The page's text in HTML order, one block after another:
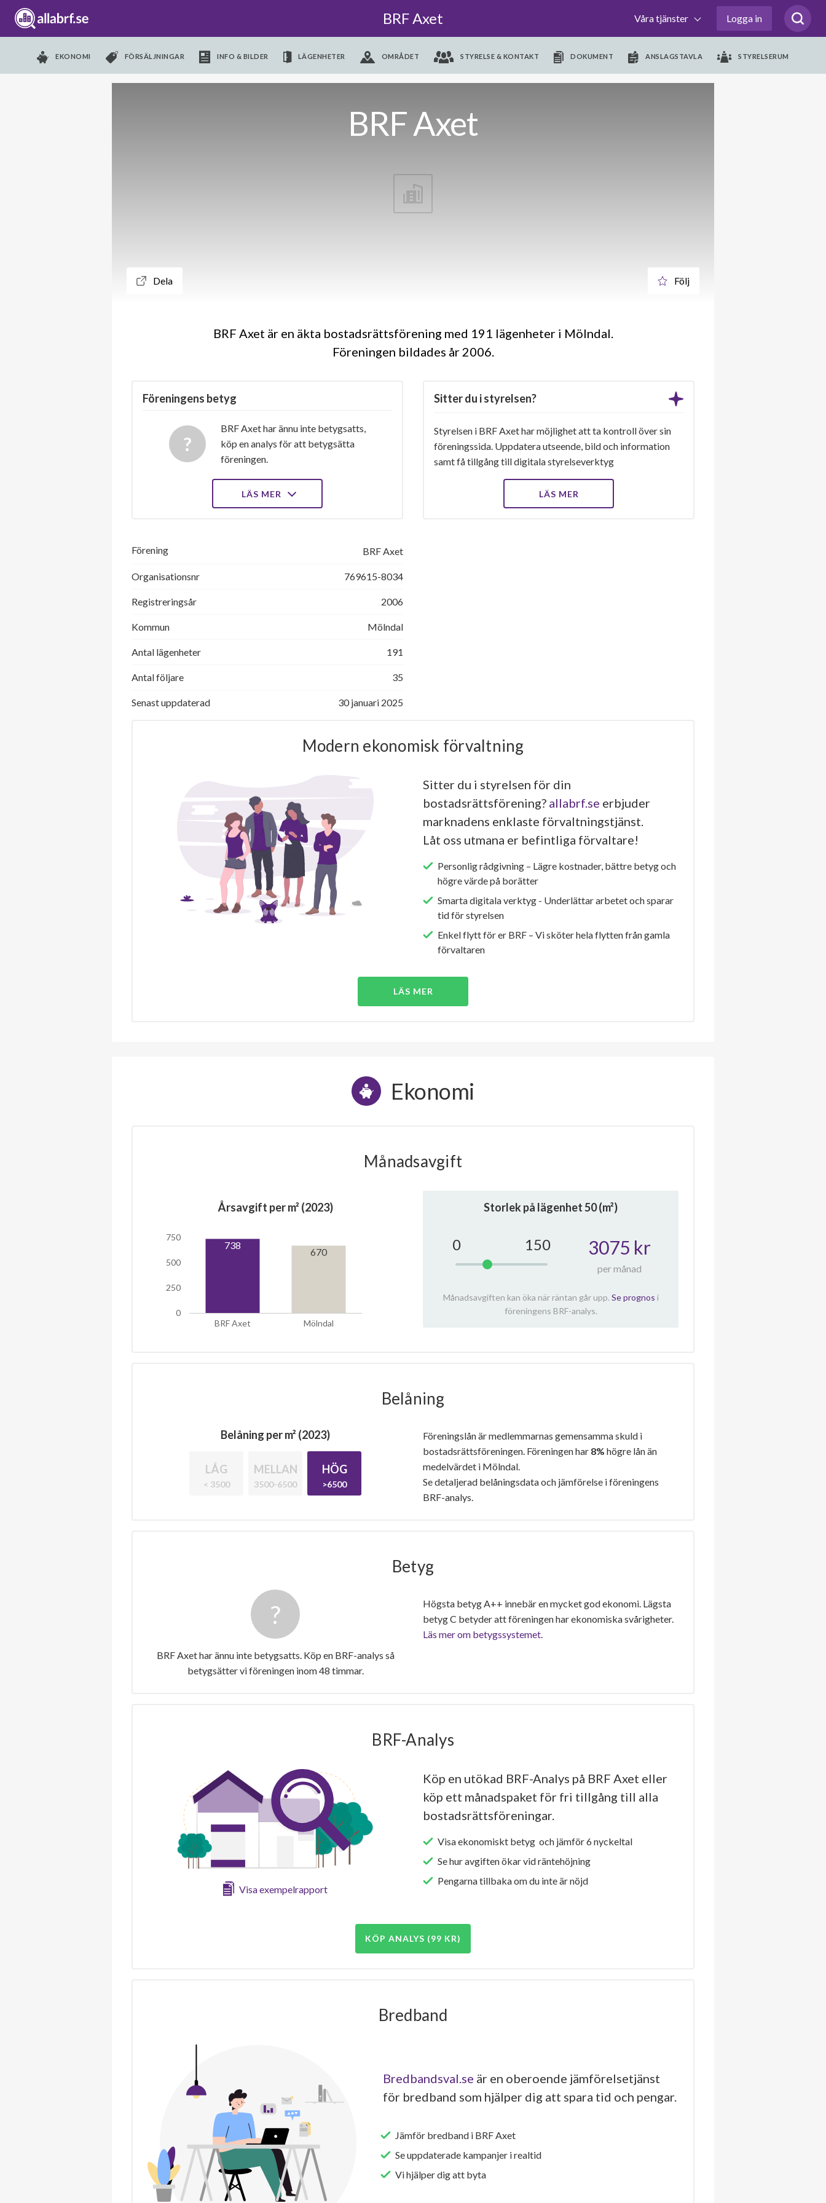
BRF Axet Våra tjänster Logga in
EKONOMI FÖRSÄLJNINGAR INFO & BILDER LÄGENHETER OMRÅDET STYRELSE & KONTAKT DOKUMENT ANSLAGSTAVLA STYRELSERUM
BRF Axet
Dela Följ
BRF Axet är en äkta bostadsrättsförening med 191 lägenheter i Mölndal.
Föreningen bildades år 2006
Föreningens betyg
BRF Axet har ännu inte betygsatts,
köp en analys för att betygsätta
föreningen.
LÄS MER
Sitter du i styrelsen?
Styrelsen i BRF Axet har möjlighet att ta kontroll över sin
föreningssida. Uppdatera utseende, bild och information
samt få tillgång till digitala styrelseverktyg
LÄS MER
Förening BRF Axet
Organisationsnr 769615-8034
Registreringsår 2006
Kommun Mölndal
Antal lägenheter 191
Antal följare 35
Senast uppdaterad 30 januari 2025
Modern ekonomisk förvaltning
Sitter du i styrelsen för din
bostadsrättsförening? allabrf.se erbjuder
marknadens enklaste förvaltningstjänst.
Låt oss utmana er befintliga förvaltare!
Personlig rådgivning – Lägre kostnader, bättre betyg och
högre värde på borätter
Smarta digitala verktyg - Underlättar arbetet och sparar
tid för styrelsen
Enkel flytt för er BRF – Vi sköter hela flytten från gamla
förvaltaren
LÄS MER
Ekonomi
Månadsavgift
Årsavgift per m² (2023)
BRF Axet Mölndal
0
250
500
750
738
670
Storlek på lägenhet50(m²)
0 150 3075 kr
per månad
Månadsavgiften kan öka när räntan går upp. Se prognos i
föreningens BRF-analys.
Belåning
Belåning per m² (2023)
LÅG
< 3500
MELLAN
3500-6500
HÖG
>6500
Föreningslån är medlemmarnas gemensamma skuld i
bostadsrättsföreningen. Föreningen har 8% högre lån än
medelvärdet i Mölndal.
Se detaljerad belåningsdata och jämförelse i föreningens
BRF-analys.
Betyg
BRF Axet har ännu inte betygsatts. Köp en BRF-analys så
betygsätter vi föreningen inom 48 timmar.
Högsta betyg A++ innebär en mycket god ekonomi. Lägsta
betyg C betyder att föreningen har ekonomiska svårigheter.
Läs mer om betygssystemet.
BRF-Analys
Visa exempelrapport
Köp en utökad BRF-Analys på BRF Axet eller
köp ett månadspaket för fri tillgång till alla
bostadsrättsföreningar.
Visa ekonomiskt betyg och jämför 6 nyckeltal
Se hur avgiften ökar vid räntehöjning
Pengarna tillbaka om du inte är nöjd
KÖP ANALYS (99 KR)
Bredband
Bredbandsval.se är en oberoende jämförelsetjänst
för bredband som hjälper dig att spara tid och pengar.
Jämför bredband i BRF Axet
Se uppdaterade kampanjer i realtid
Vi hjälper dig att byta